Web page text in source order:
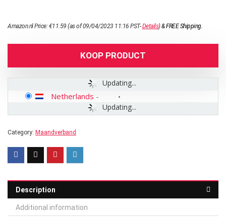
Amazon.nl Price:€11.59 (as of 09/04/2023 11:16 PST-Details)&FREE Shipping.
KOOP PRODUCT
Updating...
Updating...
Netherlands -
Category: Maandverband
Description
Additional information